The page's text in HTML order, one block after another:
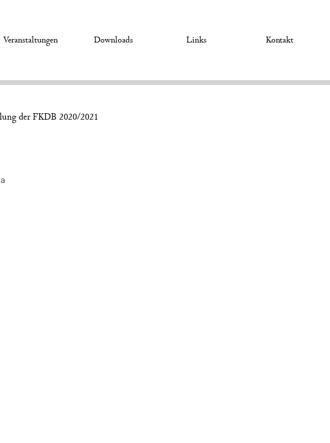
Veranstaltungen Downloads Links Kontakt
der FKDB 2020/2021